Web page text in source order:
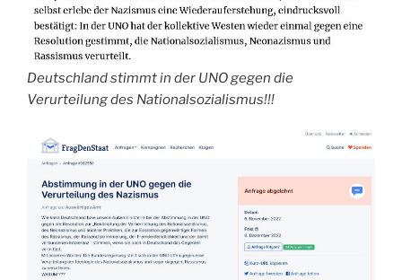
Deutschland stimmt in der UNO gegen die
Verurteilung des Nationalsozialismus!!!